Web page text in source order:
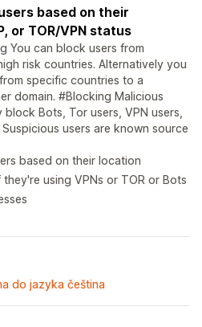
based on their
or TOR/VPN status
You can block users from
risk countries. Alternatively you
specific countries to a
domain. #Blocking Malicious
block Bots, Tor users, VPN users,
users are known source
based on their location
using VPNs or TOR or Bots
do jazyka čeština